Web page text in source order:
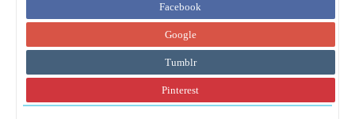
Facebook
Google
Tumblr
Pinterest